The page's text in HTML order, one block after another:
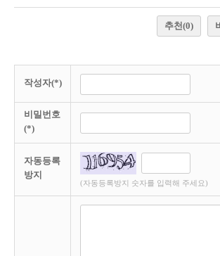
추천(0)
작성자(*)
비밀번호
(*)
자동등록
방지
(자동등록방지 숫자를 입력해 주세요)